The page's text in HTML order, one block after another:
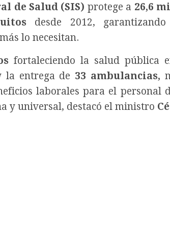
de Salud (SIS) protege a 26,6
desde 2012,
lo necesitan.
fortaleciendo la salud pública
la entrega de 33 ambulancias,
laborales para el personal
y universal, destacó el ministro